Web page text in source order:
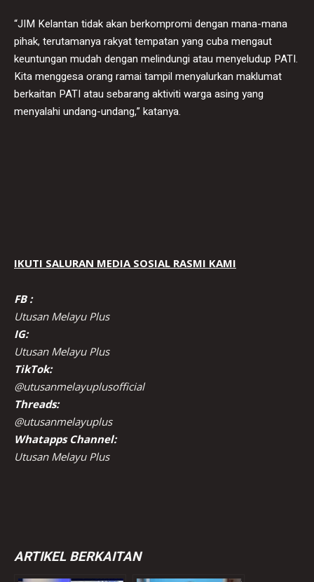
“JIM Kelantan tidak akan berkompromi dengan mana-mana
pihak, terutamanya rakyat tempatan yang cuba mengaut
keuntungan mudah dengan melindungi atau menyeludup PATI.
Kita menggesa orang ramai tampil menyalurkan maklumat
berkaitan PATI atau sebarang aktiviti warga asing yang
menyalahi undang-undang,” katanya.
IKUTI SALURAN MEDIA SOSIAL RASMI KAMI
FB :
Utusan Melayu Plus
IG:
Utusan Melayu Plus
TikTok:
@utusanmelayuplusofficial
Threads:
@utusanmelayuplus
Whatapps Channel:
Utusan Melayu Plus
ARTIKEL BERKAITAN